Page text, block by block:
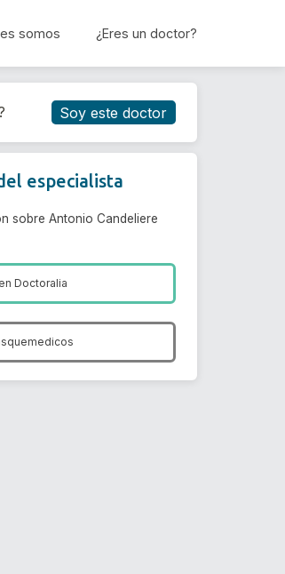
somos ¿Eres un doctor?
Reservar cita
Soy este doctor
especialista
sobre Antonio Candeliere
Doctoralia